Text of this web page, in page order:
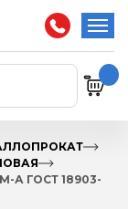
ГОСТ 18903-